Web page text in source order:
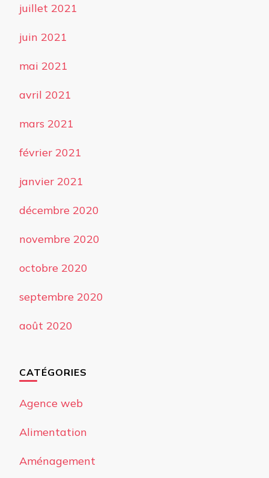
juillet 2021
juin 2021
mai 2021
avril 2021
mars 2021
février 2021
janvier 2021
décembre 2020
novembre 2020
octobre 2020
septembre 2020
août 2020
CATÉGORIES
Agence web
Alimentation
Aménagement